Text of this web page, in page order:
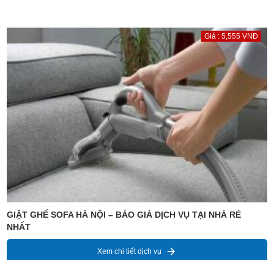
Giá : 5,555 VNĐ
GIẶT GHẾ SOFA HÀ NỘI – BÁO GIÁ DỊCH VỤ TẠI NHÀ RẺ
NHẤT
Xem chi tiết dịch vụ